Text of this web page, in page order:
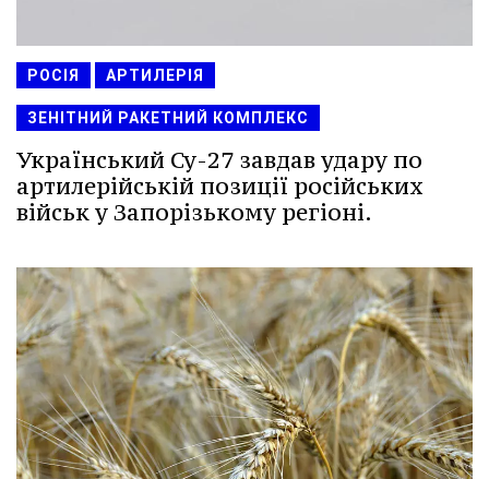
РОСІЯ АРТИЛЕРІЯ
ЗЕНІТНИЙ РАКЕТНИЙ КОМПЛЕКС
Український Су-27 завдав удару по
артилерійській позиції російських
військ у Запорізькому регіоні.